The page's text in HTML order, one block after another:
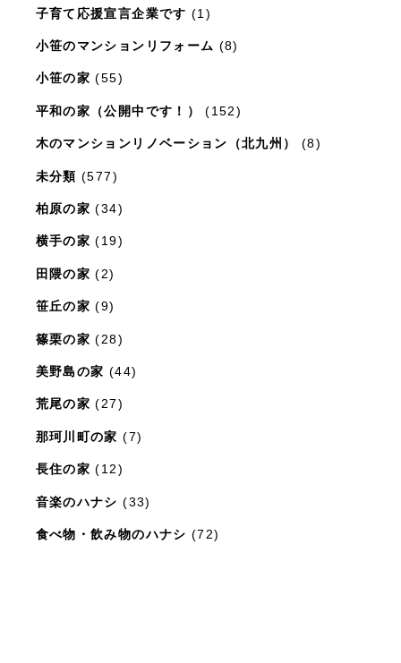
子育て応援宣言企業です (1)
小笹のマンションリフォーム (8)
小笹の家 (55)
平和の家（公開中です！） (152)
木のマンションリノベーション（北九州） (8)
未分類 (577)
柏原の家 (34)
横手の家 (19)
田隈の家 (2)
笹丘の家 (9)
篠栗の家 (28)
美野島の家 (44)
荒尾の家 (27)
那珂川町の家 (7)
長住の家 (12)
音楽のハナシ (33)
食べ物・飲み物のハナシ (72)